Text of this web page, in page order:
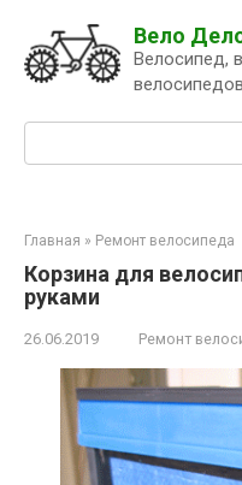
контенту
Вело
Велосипед,
велосипедов
Главная » Ремонт велосипеда
Корзина для
руками
26.06.2019 Ремонт